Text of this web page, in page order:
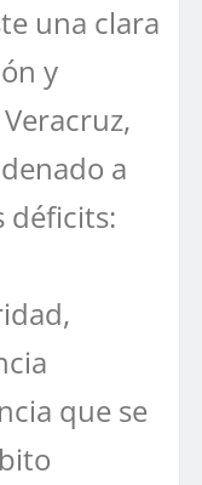
una clara
y
a
déficits:
que se